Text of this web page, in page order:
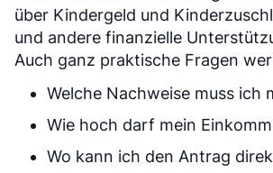
über Kindergeld und
und andere finanzielle
Auch ganz praktische Fragen
Welche Nachweise muss ich
Wie hoch darf mein
Wo kann ich den Antrag